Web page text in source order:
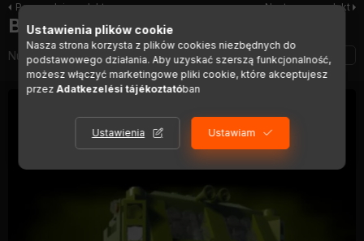
Poprzedni produkt Następny produkt
Brick Rigs
Numer artykułu:DIGI01382
Ustawienia plików cookie
Nasza strona korzysta z plików cookies niezbędnych do
podstawowego działania. Aby uzyskać szerszą funkcjonalność,
możesz włączyć marketingowe pliki cookie, które akceptujesz
przezAdatkezelési tájékoztatóban
Ustawienia Ustawiam